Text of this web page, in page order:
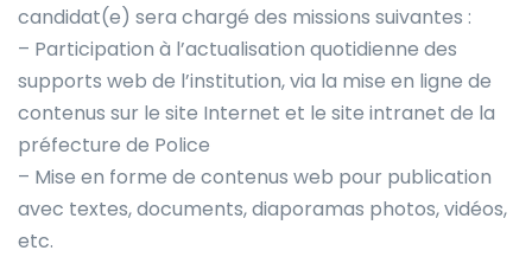
candidat(e) sera chargé des missions suivantes :
– Participation à l’actualisation quotidienne des
supports web de l’institution, via la mise en ligne de
contenus sur le site Internet et le site intranet de la
préfecture de Police
– Mise en forme de contenus web pour publication
avec textes, documents, diaporamas photos, vidéos,
etc.